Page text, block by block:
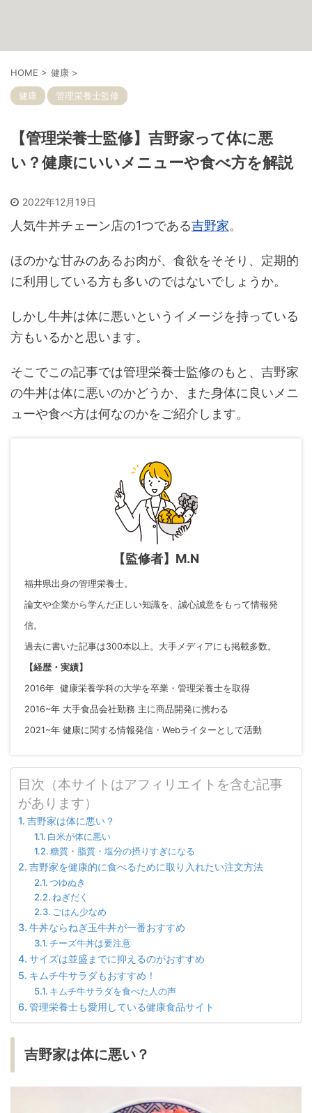
HOME > 健康 >
健康 管理栄養士監修
【管理栄養士監修】吉野家って体に悪
い？健康にいいメニューや食べ方を解説
2022年12月19日
人気牛丼チェーン店の1つである吉野家。
ほのかな甘みのあるお肉が、食欲をそそり、定期的
に利用している方も多いのではないでしょうか。
しかし牛丼は体に悪いというイメージを持っている
方もいるかと思います。
そこでこの記事では管理栄養士監修のもと、吉野家
の牛丼は体に悪いのかどうか、また身体に良いメニ
ューや食べ方は何なのかをご紹介します。
【監修者】M.N
福井県出身の管理栄養士。
論文や企業から学んだ正しい知識を、誠心誠意をもって情報発
信。
過去に書いた記事は300本以上。大手メディアにも掲載多数。
【経歴・実績】
2016年 健康栄養学科の大学を卒業・管理栄養士を取得
2016~年 大手食品会社勤務 主に商品開発に携わる
2021~年 健康に関する情報発信・Webライターとして活動
目次（本サイトはアフィリエイトを含む記事
があります）
吉野家は体に悪い？
白米が体に悪い
糖質・脂質・塩分の摂りすぎになる
吉野家を健康的に食べるために取り入れたい注文方法
つゆぬき
ねぎだく
ごはん少なめ
牛丼ならねぎ玉牛丼が一番おすすめ
チーズ牛丼は要注意
サイズは並盛までに抑えるのがおすすめ
キムチ牛サラダもおすすめ！
キムチ牛サラダを食べた人の声
管理栄養士も愛用している健康食品サイト
吉野家は体に悪い？